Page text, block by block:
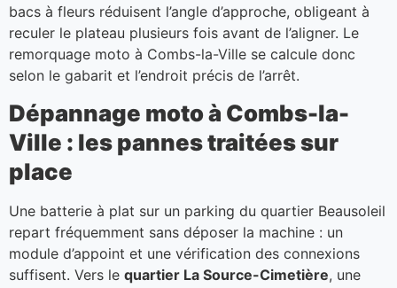
bacs à fleurs réduisent l’angle d’approche, obligeant à
reculer le plateau plusieurs fois avant de l’aligner. Le
remorquage moto à Combs-la-Ville se calcule donc
selon le gabarit et l’endroit précis de l’arrêt.
Dépannage moto à Combs-la-
Ville : les pannes traitées sur
place
Une batterie à plat sur un parking du quartier Beausoleil
repart fréquemment sans déposer la machine : un
module d’appoint et une vérification des connexions
suffisent. Vers le quartier La Source-Cimetière, une